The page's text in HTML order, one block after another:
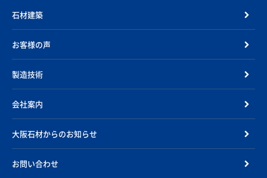
石材建築
お客様の声
製造技術
会社案内
大阪石材からのお知らせ
お問い合わせ